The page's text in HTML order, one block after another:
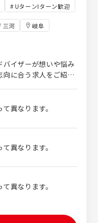
UターンIターン歓迎
三河
岐阜
イザーが想いや悩み
向に合う求人をご紹介
です。設計開発職や
門：総務、経理、人事
介する企
異なります。
異なります。
異なります。